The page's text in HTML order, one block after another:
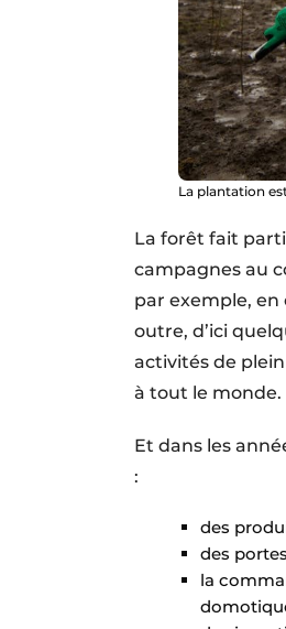
La plantation
La forêt fait
campagnes au
par exemple, en
outre, d’ici
activités de
à tout le monde.
Et dans les
:
des
des
la